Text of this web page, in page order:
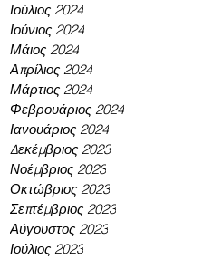
Ιούλιος 2024
Ιούνιος 2024
Μάιος 2024
Απρίλιος 2024
Μάρτιος 2024
Φεβρουάριος 2024
Ιανουάριος 2024
Δεκέμβριος 2023
Νοέμβριος 2023
Οκτώβριος 2023
Σεπτέμβριος 2023
Αύγουστος 2023
Ιούλιος 2023